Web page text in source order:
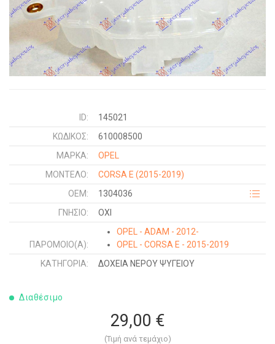
ID:
145021
ΚΩΔΙΚΌΣ:
610008500
ΜΑΡΚΑ:
OPEL
ΜΟΝΤΕΛΟ:
CORSA E (2015-2019)
OEM:
1304036
ΓΝΉΣΙΟ:
ΟΧΙ
ΠΑΡΌΜΟΙΟ(Α):
OPEL - ADAM - 2012-
OPEL - CORSA E - 2015-2019
ΚΑΤΗΓΟΡΊΑ:
ΔΟΧΕΙΑ ΝΕΡΟΥ ΨΥΓΕΙΟΥ
Διαθέσιμο
29,00 €
(Τιμή ανά τεμάχιο)